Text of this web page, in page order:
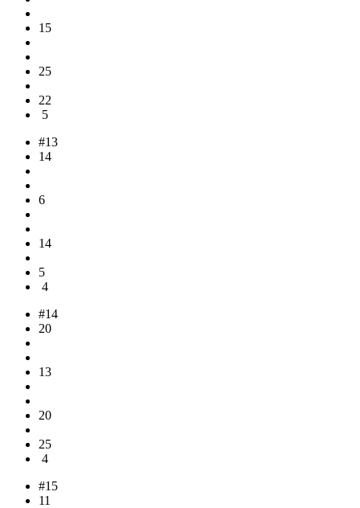
15
25
22
5
#13
14
6
14
5
4
#14
20
13
20
25
4
#15
11